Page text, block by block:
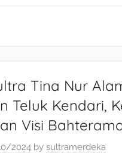
Tina Nur
Teluk Kendari,
Visi
2024by sultramerdeka